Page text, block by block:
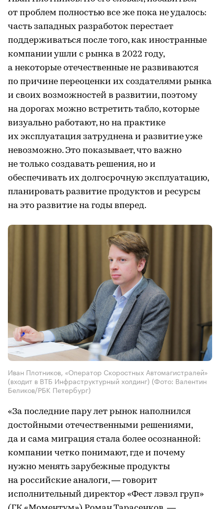
от проблем полностью все же пока не удалось:
часть западных разработок перестает
поддерживаться после того, как иностранные
компании ушли с рынка в 2022 году,
а некоторые отечественные не развиваются
по причине переоценки их создателями рынка
и своих возможностей в развитии, поэтому
на дорогах можно встретить табло, которые
визуально работают, но на практике
их эксплуатация затруднена и развитие уже
невозможно. Это показывает, что важно
не только создавать решения, но и
обеспечивать их долгосрочную эксплуатацию,
планировать развитие продуктов и ресурсы
на это развитие на годы вперед.
Иван Плотников, «Оператор Скоростных Автомагистралей»
(входит в ВТБ Инфраструктурный холдинг) (Фото: Валентин
Беликов/РБК Петербург)
«За последние пару лет рынок наполнился
достойными отечественными решениями,
да и сама миграция стала более осознанной:
компании четко понимают, где и почему
нужно менять зарубежные продукты
на российские аналоги, — говорит
исполнительный директор «Фест лэвэл груп»